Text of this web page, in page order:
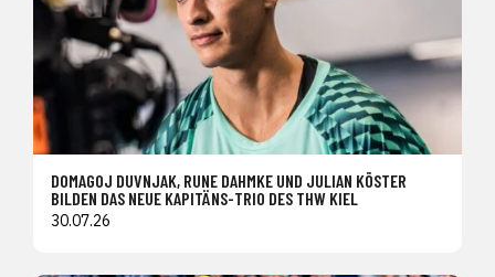
DOMAGOJ DUVNJAK, RUNE DAHMKE UND JULIAN KÖSTER
BILDEN DAS NEUE KAPITÄNS-TRIO DES THW KIEL
30.07.26